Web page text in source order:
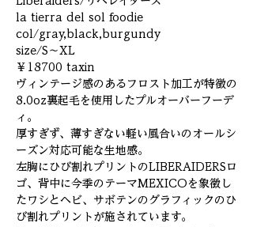
la tierra del sol foodie
col/gray,black,burgundy
size/S〜XL
￥18700 taxin
ヴィンテージ感のあるフロスト加工が特徴の
8.0oz裏起毛を使用したプルオーバーフーデ
ィ。
厚すぎず、薄すぎない軽い風合いのオールシ
ーズン対応可能な生地感。
左胸にひび割れプリントのLIBERAIDERSロ
ゴ、背中に今季のテーマMEXICOを象徴し
たワシとヘビ、サボテンのグラフィックのひ
び割れプリントが施されています。